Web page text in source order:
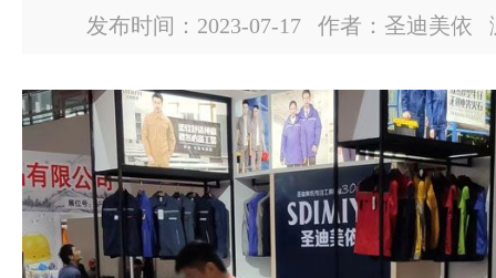
发布时间：2023-07-17 作者：圣迪美依